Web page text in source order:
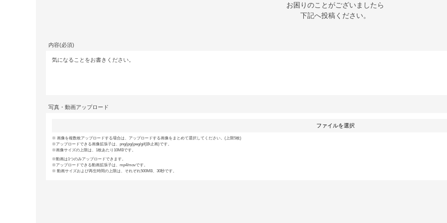
お困りのことがございましたら
下記へ投稿ください。
内容(必須)
写真・動画アップロード
ファイルを選択
画像を複数枚アップロードする場合は、アップロードする画像をまとめて選択してください。(上限5枚)
アップロードできる画像拡張子は、png/jpg/jpeg/gif(静止画)です。
画像サイズの上限は、1枚あたり10MBです。
動画は1つのみアップロードできます。
アップロードできる動画拡張子は、mp4/movです。
動画サイズおよび再生時間の上限は、それぞれ500MB、30秒です。